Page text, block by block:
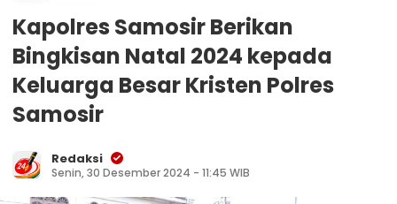
Kapolres Samosir Berikan
Bingkisan Natal 2024 kepada
Keluarga Besar Kristen Polres
Samosir
Redaksi
Senin, 30 Desember 2024 - 11:45 WIB